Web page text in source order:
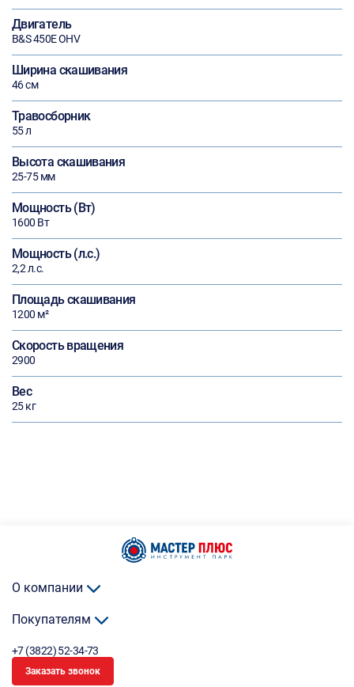
Двигатель
B&S 450E OHV
Ширина скашивания
46 см
Травосборник
55 л
Высота скашивания
25-75 мм
Мощность (Вт)
1600 Вт
Мощность (л.с.)
2,2 л.с.
Площадь скашивания
1200 м²
Скорость вращения
2900
Вес
25 кг
О компании
Покупателям
+7 (3822) 52-34-73
Заказать звонок